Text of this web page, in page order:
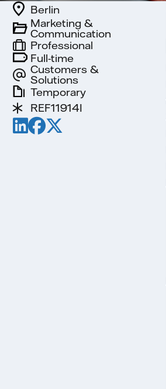
Full-time
Customers &
Solutions
Berlin
Professional
Marketing &
Communication
Temporary
REF11914I